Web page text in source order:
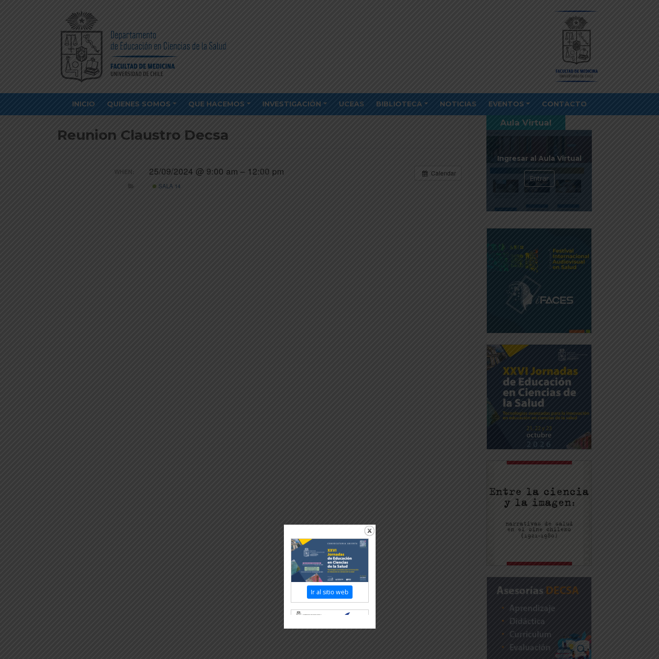
INICIO QUIENES SOMOS QUE HACEMOS INVESTIGACIÓN UCEAS BIBLIOTECA NOTICIAS EVENTOS CONTACTO
Reunion Claustro Decsa
Calendar
WHEN: 25/09/2024 @ 9:00 am – 12:00 pm
SALA 14
Aula Virtual
Ingresar al Aula Virtual
Entrar
Ir al sitio web